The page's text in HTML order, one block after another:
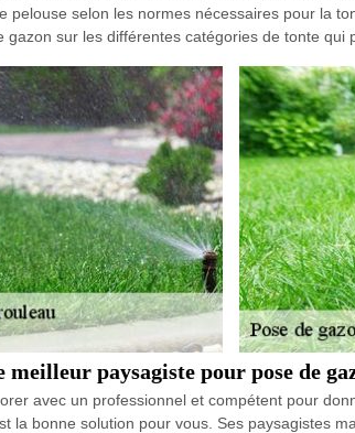
pelouse selon les normes nécessaires pour la
gazon sur les différentes catégories de tonte qui
paysagiste pour pose de
avec un professionnel et compétent pour
la bonne solution pour vous. Ses paysagistes